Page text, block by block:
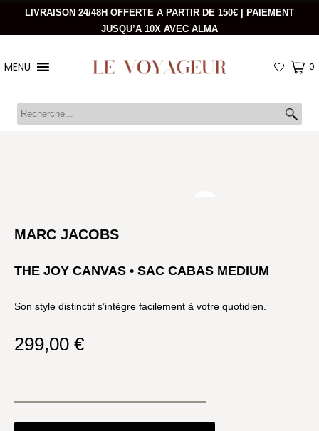
LIVRAISON 24/48H OFFERTE A PARTIR DE 150€ | PAIEMENT
JUSQU’A 10X AVEC ALMA
MENU 0
MARC JACOBS
THE JOY CANVAS • SAC CABAS MEDIUM
Son style distinctif s’intègre facilement à votre quotidien.
299,00 €